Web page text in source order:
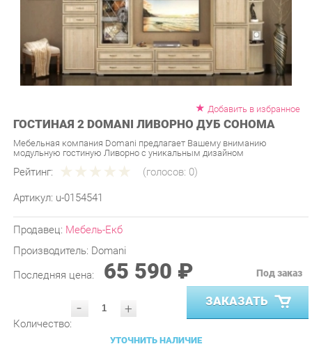
ГОСТИНАЯ 2 DOMANI ЛИВОРНО ДУБ СОНОМА
Мебельная компания Domani предлагает Вашему вниманию
модульную гостиную Ливорно с уникальным дизайном
Рейтинг: (голосов:0)
u-0154541
Производитель:Domani
Последняя цена: 65 590 ₽
- ЗАКАЗАТЬ
УТОЧНИТЬ НАЛИЧИЕ
ПРИГЛАСИТЬ ЗАМЕРЩИКА